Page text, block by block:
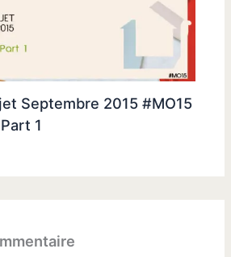
Septembre 2015 #MO15
1